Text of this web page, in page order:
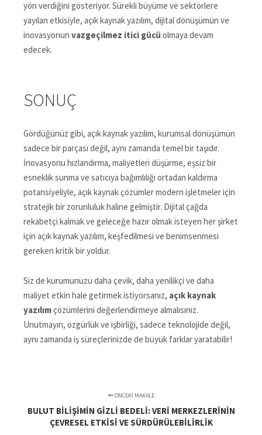
yön verdiğini gösteriyor. Sürekli büyüme ve sektörlere
yayılan etkisiyle, açık kaynak yazılım, dijital dönüşümün ve
inovasyonun vazgeçilmez itici gücü olmaya devam
edecek.
SONUÇ
Gördüğünüz gibi, açık kaynak yazılım, kurumsal dönüşümün
sadece bir parçası değil, aynı zamanda temel bir taşıdır.
İnovasyonu hızlandırma, maliyetleri düşürme, eşsiz bir
esneklik sunma ve satıcıya bağımlılığı ortadan kaldırma
potansiyeliyle, açık kaynak çözümler modern işletmeler için
stratejik bir zorunluluk haline gelmiştir. Dijital çağda
rekabetçi kalmak ve geleceğe hazır olmak isteyen her şirket
için açık kaynak yazılım, keşfedilmesi ve benimsenmesi
gereken kritik bir yoldur.
Siz de kurumunuzu daha çevik, daha yenilikçi ve daha
maliyet etkin hale getirmek istiyorsanız, açık kaynak
yazılımçözümlerini değerlendirmeye almalısınız.
Unutmayın, özgürlük ve işbirliği, sadece teknolojide değil,
aynı zamanda iş süreçlerinizde de büyük farklar yaratabilir!
ÖNCEKI MAKALE
BULUT BILIŞIMIN GIZLI BEDELI: VERI MERKEZLERININ
ÇEVRESEL ETKISI VE SÜRDÜRÜLEBILIRLIK